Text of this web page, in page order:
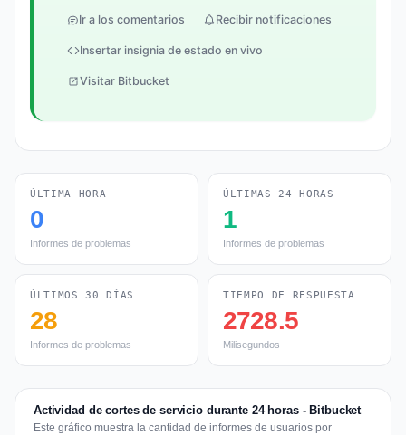
Ir a los comentarios Recibir notificaciones
Insertar insignia de estado en vivo
Visitar Bitbucket
ÚLTIMA HORA
0
Informes de problemas
ÚLTIMAS 24 HORAS
1
Informes de problemas
ÚLTIMOS 30 DÍAS
28
Informes de problemas
TIEMPO DE RESPUESTA
2728.5
Milisegundos
Actividad de cortes de servicio durante 24 horas - Bitbucket
Este gráfico muestra la cantidad de informes de usuarios por